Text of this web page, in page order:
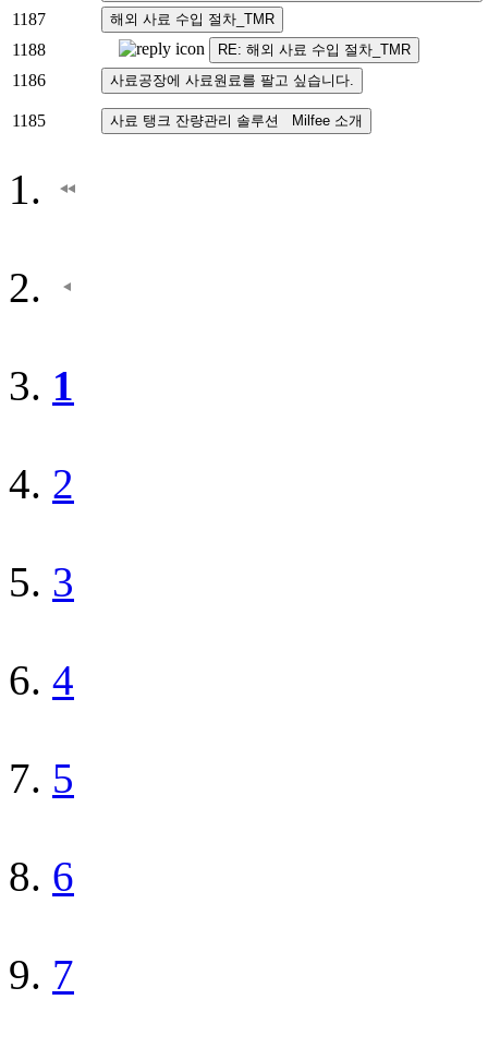
1187
1188
1186
1185
1
2
3
4
5
6
7